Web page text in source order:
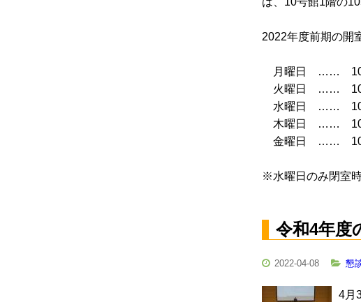
2022年度前期の開
月曜日 …… 10
火曜日 …… 10
水曜日 …… 10
木曜日 …… 10
金曜日 …… 10
※水曜日のみ閉室
令和4年度
2022-04-08 懇
4月